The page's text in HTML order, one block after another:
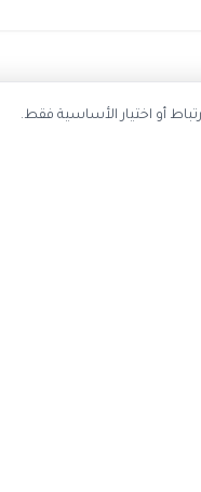
أو اختيار الأساسية فقط.